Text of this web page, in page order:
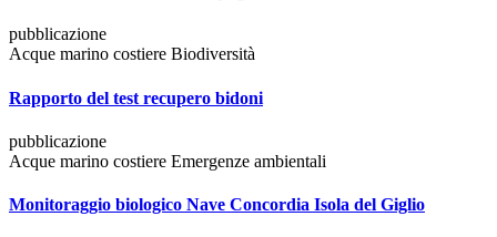
pubblicazione
Acque marino costiere Biodiversità
Rapporto del test recupero bidoni
pubblicazione
Acque marino costiere Emergenze ambientali
Monitoraggio biologico Nave Concordia Isola del Giglio